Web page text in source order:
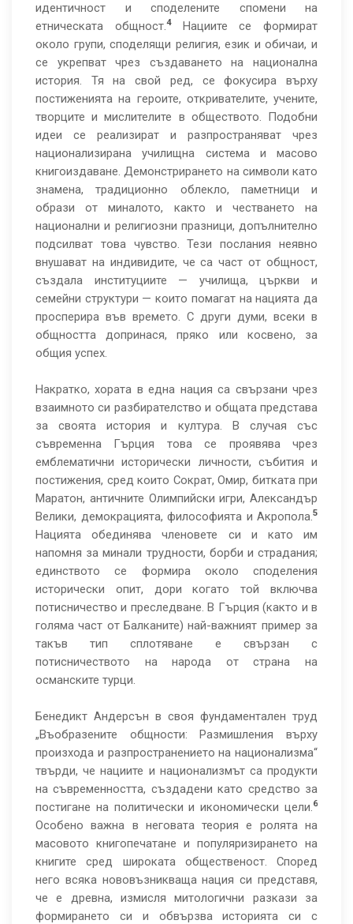
идентичност и споделените спомени на
етническата общност.4Нациите се формират
около групи, споделящи религия, език и обичаи, и
се укрепват чрез създаването на национална
история. Тя на свой ред, се фокусира върху
постиженията на героите, откривателите, учените,
творците и мислителите в обществото. Подобни
идеи се реализират и разпространяват чрез
национализирана училищна система и масово
книгоиздаване. Демонстрирането на символи като
знамена, традиционно облекло, паметници и
образи от миналото, както и честването на
национални и религиозни празници, допълнително
подсилват това чувство. Тези послания неявно
внушават на индивидите, че са част от общност,
създала институциите — училища, църкви и
семейни структури — които помагат на нацията да
просперира във времето. С други думи, всеки в
общността допринася, пряко или косвено, за
общия успех.
Накратко, хората в една нация са свързани чрез
взаимното си разбирателство и общата представа
за своята история и култура. В случая със
съвременна Гърция това се проявява чрез
емблематични исторически личности, събития и
постижения, сред които Сократ, Омир, битката при
Маратон, античните Олимпийски игри, Александър
Велики, демокрацията, философията и Акропола.5
Нацията обединява членовете си и като им
напомня за минали трудности, борби и страдания;
единството се формира около споделения
исторически опит, дори когато той включва
потисничество и преследване. В Гърция (както и в
голяма част от Балканите) най-важният пример за
такъв тип сплотяване е свързан с
потисничеството на народа от страна на
османските турци.
Бенедикт Андерсън в своя фундаментален труд
„Въобразените общности: Размишления върху
произхода и разпространението на национализма“
твърди, че нациите и национализмът са продукти
на съвременността, създадени като средство за
постигане на политически и икономически цели.6
Особено важна в неговата теория е ролята на
масовото книгопечатане и популяризирането на
книгите сред широката общественост. Според
него всяка нововъзникваща нация си представя,
че е древна, измисля митологични разкази за
формирането си и обвързва историята си с